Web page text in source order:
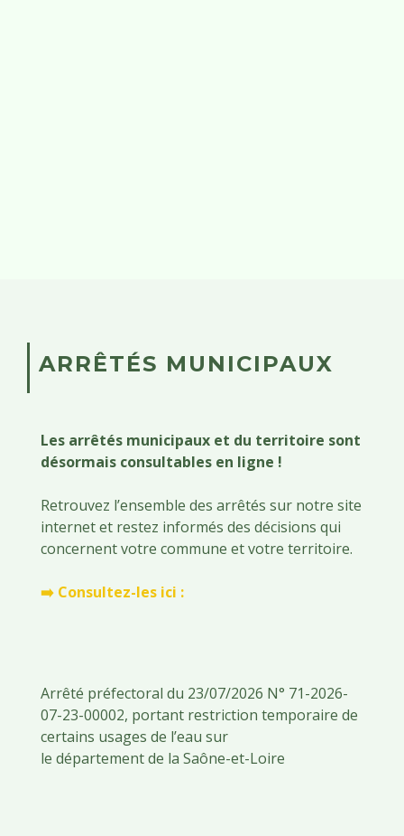
ARRÊTÉS MUNICIPAUX
Les arrêtés municipaux et du territoire sont
désormais consultables en ligne !
Retrouvez l’ensemble des arrêtés sur notre site
internet et restez informés des décisions qui
concernent votre commune et votre territoire.
➡️ Consultez-les ici :
Arrêté préfectoral du 23/07/2026 N° 71-2026-
07-23-00002, portant restriction temporaire de
certains usages de l’eau sur
le département de la Saône-et-Loire